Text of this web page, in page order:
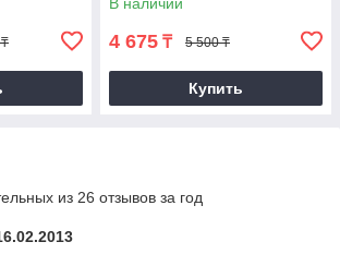
4 675 ₸ 5 500 ₸
Купить
из 26 отзывов за год